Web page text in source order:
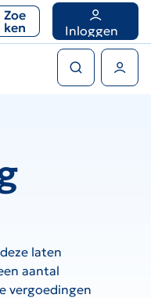
Zoe
ken
Inloggen
laten
aantal
vergoedingen